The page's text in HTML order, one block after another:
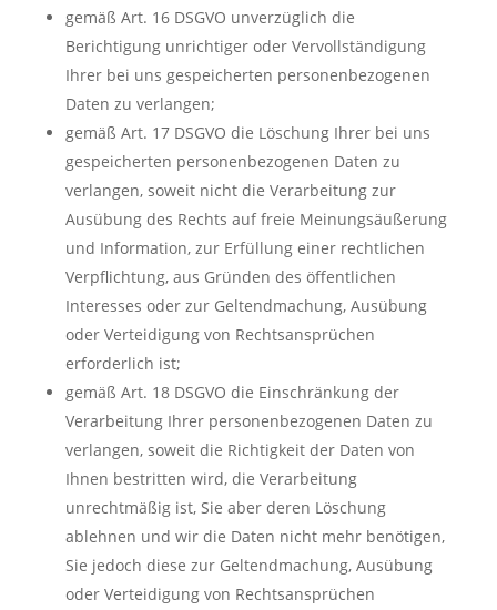
gemäß Art. 16 DSGVO unverzüglich die
Berichtigung unrichtiger oder Vervollständigung
Ihrer bei uns gespeicherten personenbezogenen
Daten zu verlangen;
gemäß Art. 17 DSGVO die Löschung Ihrer bei uns
gespeicherten personenbezogenen Daten zu
verlangen, soweit nicht die Verarbeitung zur
Ausübung des Rechts auf freie Meinungsäußerung
und Information, zur Erfüllung einer rechtlichen
Verpflichtung, aus Gründen des öffentlichen
Interesses oder zur Geltendmachung, Ausübung
oder Verteidigung von Rechtsansprüchen
erforderlich ist;
gemäß Art. 18 DSGVO die Einschränkung der
Verarbeitung Ihrer personenbezogenen Daten zu
verlangen, soweit die Richtigkeit der Daten von
Ihnen bestritten wird, die Verarbeitung
unrechtmäßig ist, Sie aber deren Löschung
ablehnen und wir die Daten nicht mehr benötigen,
Sie jedoch diese zur Geltendmachung, Ausübung
oder Verteidigung von Rechtsansprüchen